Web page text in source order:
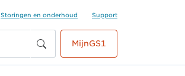
Storingen en onderhoud Support
MijnGS1